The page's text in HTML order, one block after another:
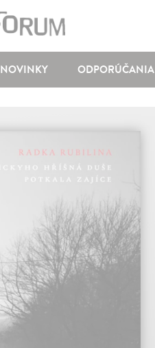
NOVINKY ODPORÚČANIA